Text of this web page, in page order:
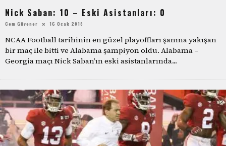
Nick Saban: 10 – Eski Asistanları: 0
Cem Güvener 16 Ocak 2018
NCAA Football tarihinin en güzel playoffları şanına yakışan
bir maç ile bitti ve Alabama şampiyon oldu. Alabama –
Georgia maçı Nick Saban’ın eski asistanlarında...